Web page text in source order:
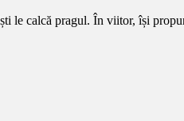
le calcă pragul. În viitor, își